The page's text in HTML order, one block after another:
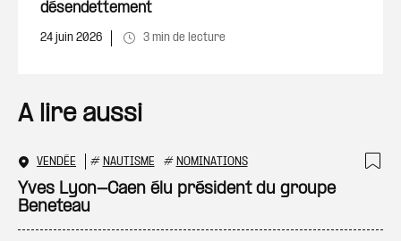
désendettement
24 juin 2026 3 min de lecture
A lire aussi
VENDÉE # NAUTISME # NOMINATIONS
Yves Lyon-Caen élu président du groupe
Beneteau